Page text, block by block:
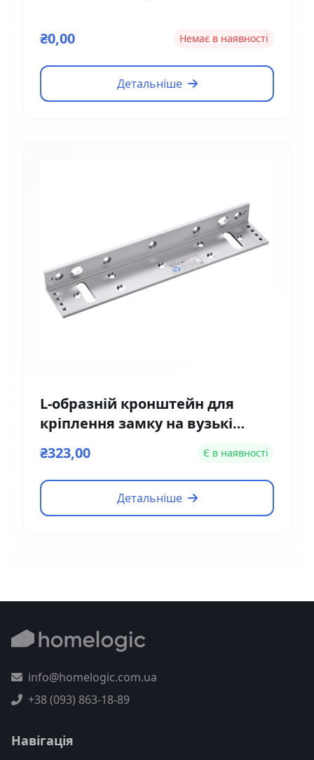
₴0,00 Немає в наявності
Детальніше
L-образній кронштейн для
кріплення замку на вузькі
₴323,00 Є в наявності
Детальніше
info@homelogic.com.ua
+38 (093) 863-18-89
Навігація